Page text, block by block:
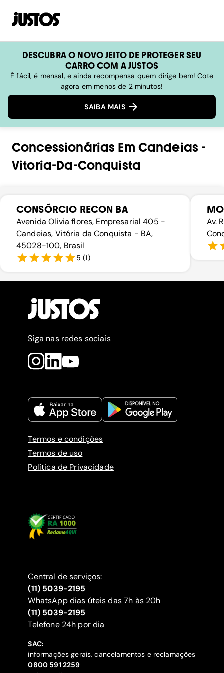
DESCUBRA O NOVO JEITO DE PROTEGER SEU
CARRO COM A JUSTOS
É fácil, é mensal, e ainda recompensa quem dirige bem! Cote
agora em menos de 2 minutos!
SAIBA MAIS
Concessionárias Em Candeias -
Vitoria-Da-Conquista
CONSÓRCIO RECON BA
Avenida Olivia flores, Empresarial 405 -
Candeias, Vitória da Conquista - BA,
45028-100, Brasil
5 (1)
Av.
Siga nas redes sociais
Termos e condições
Termos de uso
Política de Privacidade
Central de serviços:
(11) 5039-2195
WhatsApp dias úteis das 7h às 20h
(11) 5039-2195
‍Telefone 24h por dia
SAC:
informações gerais, cancelamentos e reclamações
‍0800 591 2259